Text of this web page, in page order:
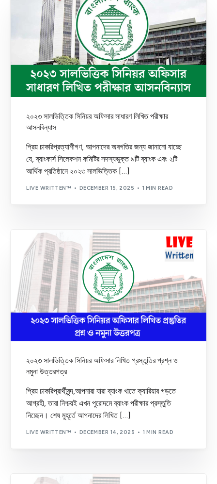
২০২৩ সালভিত্তিক সিনিয়র অফিসার সাধারণ লিখিত পরীক্ষার
আসনবিন্যাস
প্রিয় চাকরিপ্রত্যাশীগণ, আপনাদের অবগতির জন্য জানানো যাচ্ছে
যে, ব্যাংকার্স সিলেকশন কমিটির সদস্যভুক্ত ৯টি ব্যাংক এবং ২টি
আর্থিক প্রতিষ্ঠানে ২০২৩ সালভিত্তিক […]
LIVE WRITTEN™ DECEMBER 15, 2025 1 MIN READ
২০২৩ সালভিত্তিক সিনিয়র অফিসার লিখিত প্রস্তুতির প্রশ্ন ও
নমুনা উত্তরপত্র
প্রিয় চাকরিপ্রার্থীবৃন্দ,আপনারা যারা ব্যাংক খাতে ক্যারিয়ার গড়তে
আগ্রহী, তারা নিশ্চয়ই এখন পুরোদমে ব্যাংক পরীক্ষার প্রস্তুতি
নিচ্ছেন। শেষ মুহূর্তে আপনাদের লিখিত […]
LIVE WRITTEN™ DECEMBER 14, 2025 1 MIN READ